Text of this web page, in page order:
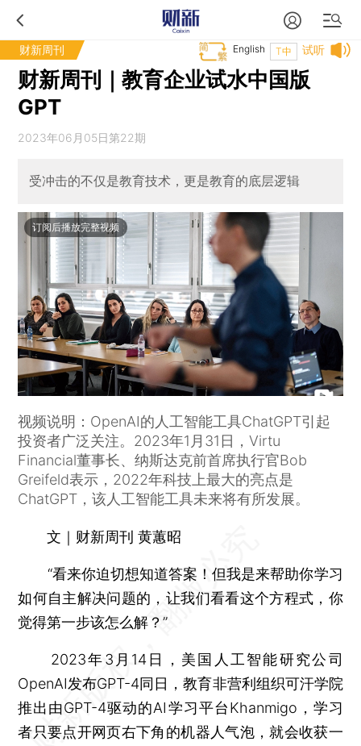
财新周刊 试听
T中
English
财新周刊｜教育企业试水中国版
GPT
2023年06月05日第22期
受冲击的不仅是教育技术，更是教育的底层逻辑
订阅后播放完整视频
视频说明：OpenAI的人工智能工具ChatGPT引起
投资者广泛关注。2023年1月31日，Virtu
Financial董事长、纳斯达克前首席执行官Bob
Greifeld表示，2022年科技上最大的亮点是
ChatGPT，该人工智能工具未来将有所发展。
文｜财新周刊 黄蕙昭
“看来你迫切想知道答案！但我是来帮助你学习
如何自主解决问题的，让我们看看这个方程式，你
觉得第一步该怎么解？”
2023年3月14日，美国人工智能研究公司
OpenAI发布GPT-4同日，教育非营利组织可汗学院
推出由GPT-4驱动的AI学习平台Khanmigo，学习
者只要点开网页右下角的机器人气泡，就会收获一